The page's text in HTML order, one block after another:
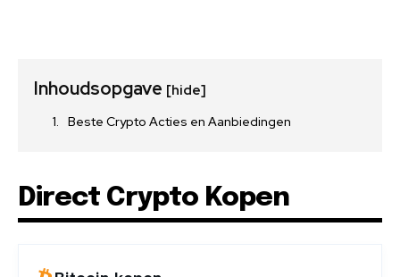
Inhoudsopgave [hide]
Beste Crypto Acties en Aanbiedingen
Direct Crypto Kopen